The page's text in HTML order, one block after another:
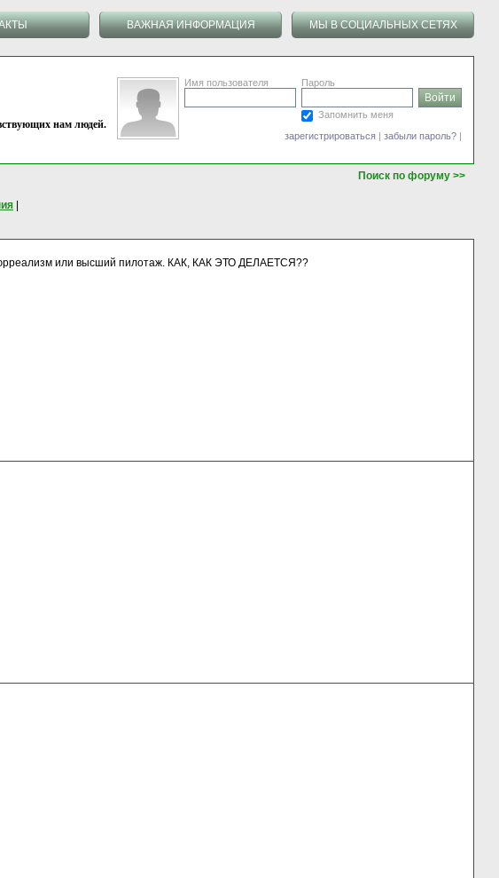
ВАЖНАЯ ИНФОРМАЦИЯ МЫ В СОЦИАЛЬНЫХ СЕТЯХ
нам людей.
Имя пользователя Пароль
Запомнить меня
зарегистрироваться | забыли пароль? |
Поиск по форуму >>
или высший пилотаж. КАК, КАК ЭТО ДЕЛАЕТСЯ??